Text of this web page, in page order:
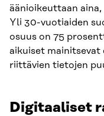
äänioikeuttaan
Yli 30-vuotiaiden
osuus on 75
aikuiset mainitsevat
riittävien tietojen
Digitaaliset